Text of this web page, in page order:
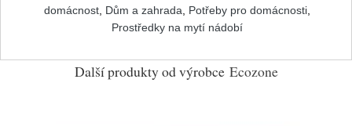
domácnost, Dům a zahrada Potřeby pro domácnosti,
Prostředky na mytí nádobí
Další produkty od výrobce Ecozone